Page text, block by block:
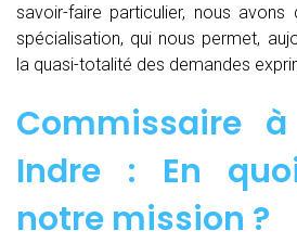
savoir-faire particulier, nous
spécialisation, qui nous permet,
la quasi-totalité des demandes
Commissaire
Indre : En
notre mission ?